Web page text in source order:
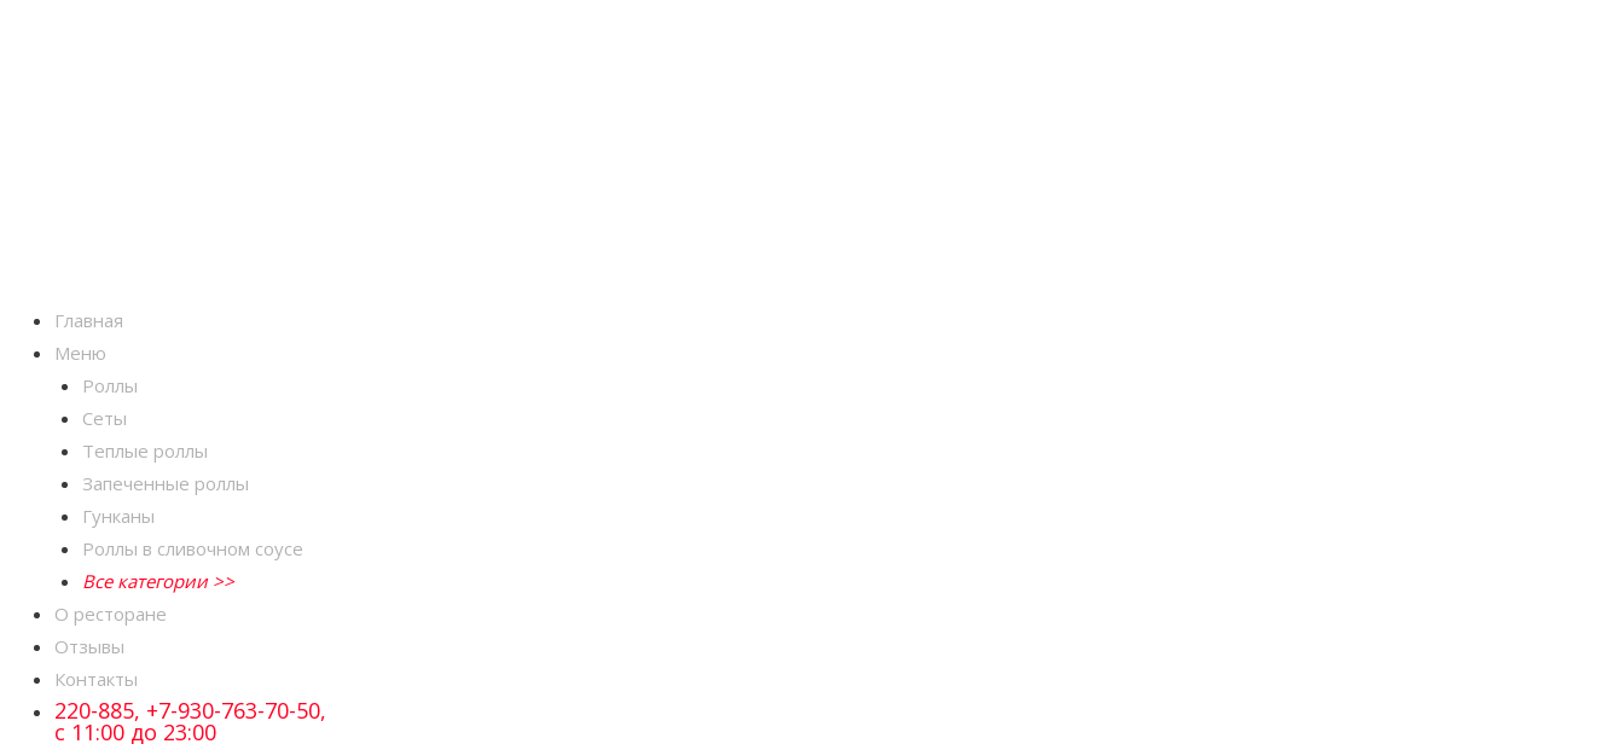
Главная
Меню
Роллы
Сеты
Теплые роллы
Запеченные роллы
Гунканы
Роллы в сливочном соусе
Все категории >>
О ресторане
Отзывы
Контакты
220-885, +7-930-763-70-50,
с 11:00 до 23:00